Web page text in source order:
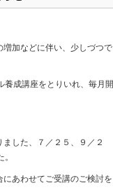
加などに伴い、少しづつで
成講座をとりいれ、毎月開
した、７／２５、９／２
あわせてご受講のご検討を